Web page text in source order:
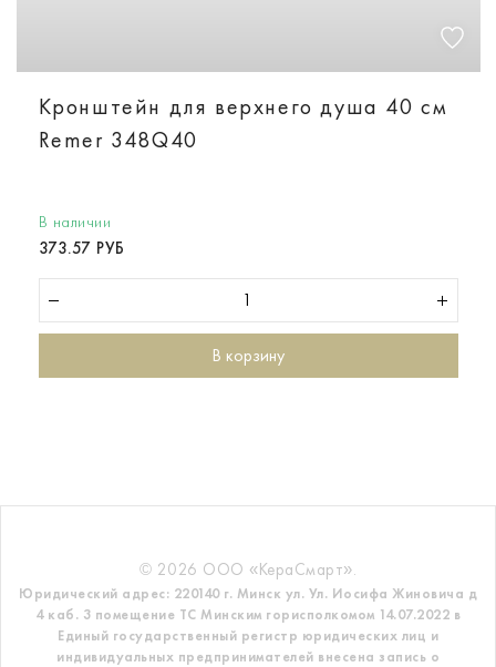
Кронштейн для верхнего душа 40 см
Remer 348Q40
В наличии
373.57 РУБ
В корзину
© 2026 ООО «КераСмарт».
Юридический адрес: 220140 г. Минск ул. Ул. Иосифа Жиновича д
4 каб. 3 помещение ТС Минским горисполкомом 14.07.2022 в
Единый государственный регистр юридических лиц и
индивидуальных предпринимателей внесена запись о